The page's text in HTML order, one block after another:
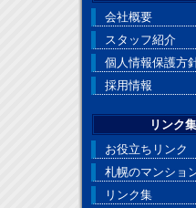
会社概要
スタッフ紹介
個人情報保護方
採用情報
リンク集
お役立ちリンク
札幌のマンショ
リンク集